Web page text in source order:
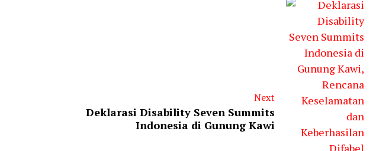
Next
Deklarasi Disability Seven Summits
Indonesia di Gunung Kawi